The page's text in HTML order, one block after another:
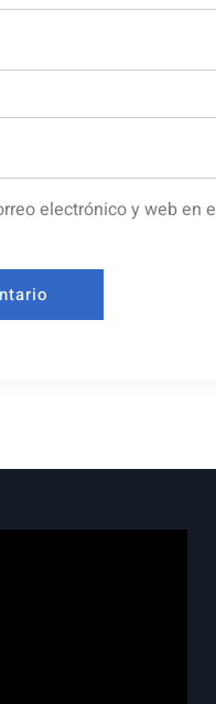
electrónico y web